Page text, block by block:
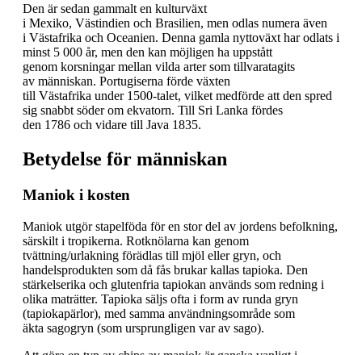
Den är sedan gammalt en kulturväxt
i Mexiko, Västindien och Brasilien, men odlas numera även
i Västafrika och Oceanien. Denna gamla nyttoväxt har odlats i
minst 5 000 år, men den kan möjligen ha uppstått
genom korsningar mellan vilda arter som tillvaratagits
av människan. Portugiserna förde växten
till Västafrika under 1500-talet, vilket medförde att den spred
sig snabbt söder om ekvatorn. Till Sri Lanka fördes
den 1786 och vidare till Java 1835.
Betydelse för människan
Maniok i kosten
Maniok utgör stapelföda för en stor del av jordens befolkning,
särskilt i tropikerna. Rotknölarna kan genom
tvättning/urlakning förädlas till mjöl eller gryn, och
handelsprodukten som då fås brukar kallas tapioka. Den
stärkelserika och glutenfria tapiokan används som redning i
olika maträtter. Tapioka säljs ofta i form av runda gryn
(tapiokapärlor), med samma användningsområde som
äkta sagogryn (som ursprungligen var av sago).